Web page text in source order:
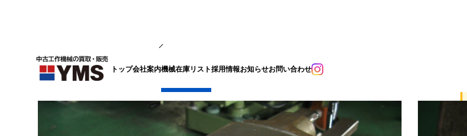
トップ会社案内機械在庫リスト採用情報お知らせお問い合わせ
油圧バイス